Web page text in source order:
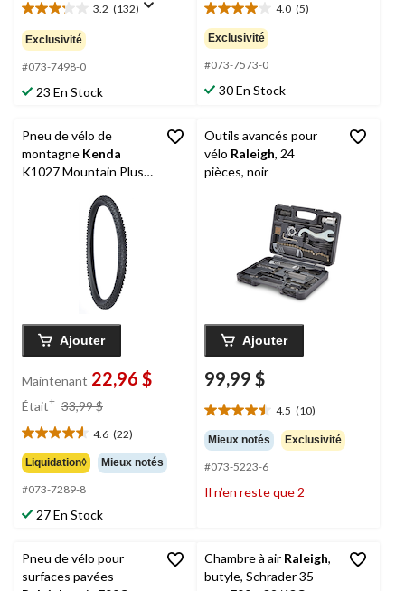
3.2 (132)
3.2
étoile(s)
sur
5.
132
évaluations
Exclusivité
#073-7498-0
23 En Stock
4.0 (5)
4.0
étoile(s)
sur
5.
5
Exclusivité
#073-7573-0
30 En Stock
Pneu de vélo de
montagne Kenda
K1027 Mountain Plus,
Ajouter
Maintenant 22,96 $
Était± 33,99 $
33,99 $
4.6 (22)
4.6
étoile(s)
sur
5.
22
Liquidation◊ Mieux notés
#073-7289-8
27 En Stock
Outils avancés pour
vélo Raleigh, 24
pièces, noir
Ajouter
99,99 $
4.5 (10)
4.5
étoile(s)
sur
5.
10
Mieux notés Exclusivité
#073-5223-6
Il n’en reste que 2
Pneu de vélo pour
surfaces pavées
Chambre à air Raleigh,
butyle, Schrader 35